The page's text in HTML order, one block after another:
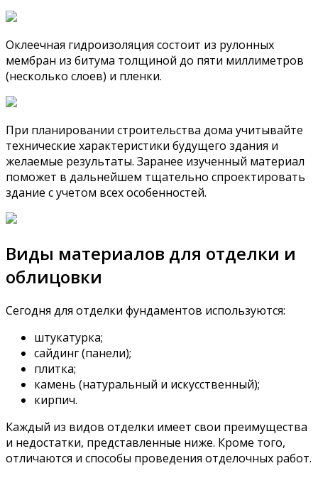
Оклеечная гидроизоляция состоит из рулонных
мембран из битума толщиной до пяти миллиметров
(несколько слоев) и пленки.
При планировании строительства дома учитывайте
технические характеристики будущего здания и
желаемые результаты. Заранее изученный материал
поможет в дальнейшем тщательно спроектировать
здание с учетом всех особенностей.
Виды материалов для отделки и
облицовки
Сегодня для отделки фундаментов используются:
штукатурка;
сайдинг (панели);
плитка;
камень (натуральный и искусственный);
кирпич.
Каждый из видов отделки имеет свои преимущества
и недостатки, представленные ниже. Кроме того,
отличаются и способы проведения отделочных работ.